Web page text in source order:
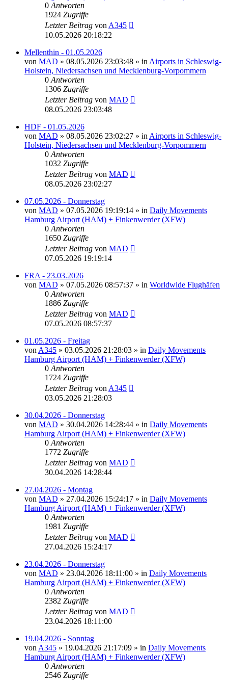
0 Antworten
1924 Zugriffe
Letzter Beitrag von A345
10.05.2026 20:18:22
Mellenthin - 01.05.2026
von MAD » 08.05.2026 23:03:48 » in Airports in Schleswig-
Holstein, Niedersachsen und Mecklenburg-Vorpommern
0 Antworten
1306 Zugriffe
Letzter Beitrag von MAD
08.05.2026 23:03:48
HDF - 01.05.2026
von MAD » 08.05.2026 23:02:27 » in Airports in Schleswig-
Holstein, Niedersachsen und Mecklenburg-Vorpommern
0 Antworten
1032 Zugriffe
Letzter Beitrag von MAD
08.05.2026 23:02:27
07.05.2026 - Donnerstag
von MAD » 07.05.2026 19:19:14 » in Daily Movements
Hamburg Airport (HAM) + Finkenwerder (XFW)
0 Antworten
1650 Zugriffe
Letzter Beitrag von MAD
07.05.2026 19:19:14
FRA - 23.03.2026
von MAD » 07.05.2026 08:57:37 » in Worldwide Flughäfen
0 Antworten
1886 Zugriffe
Letzter Beitrag von MAD
07.05.2026 08:57:37
01.05.2026 - Freitag
von A345 » 03.05.2026 21:28:03 » in Daily Movements
Hamburg Airport (HAM) + Finkenwerder (XFW)
0 Antworten
1724 Zugriffe
Letzter Beitrag von A345
03.05.2026 21:28:03
30.04.2026 - Donnerstag
von MAD » 30.04.2026 14:28:44 » in Daily Movements
Hamburg Airport (HAM) + Finkenwerder (XFW)
0 Antworten
1772 Zugriffe
Letzter Beitrag von MAD
30.04.2026 14:28:44
27.04.2026 - Montag
von MAD » 27.04.2026 15:24:17 » in Daily Movements
Hamburg Airport (HAM) + Finkenwerder (XFW)
0 Antworten
1981 Zugriffe
Letzter Beitrag von MAD
27.04.2026 15:24:17
23.04.2026 - Donnerstag
von MAD » 23.04.2026 18:11:00 » in Daily Movements
Hamburg Airport (HAM) + Finkenwerder (XFW)
0 Antworten
2382 Zugriffe
Letzter Beitrag von MAD
23.04.2026 18:11:00
19.04.2026 - Sonntag
von A345 » 19.04.2026 21:17:09 » in Daily Movements
Hamburg Airport (HAM) + Finkenwerder (XFW)
0 Antworten
2546 Zugriffe